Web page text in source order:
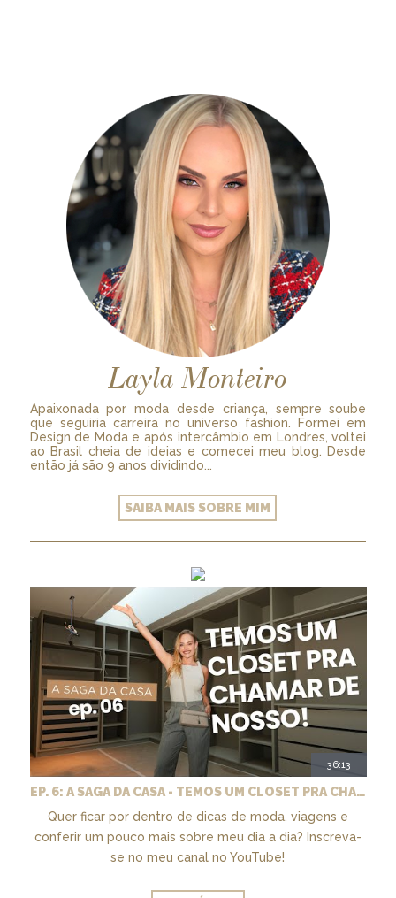
Layla Monteiro
Apaixonada por moda desde criança, sempre soube
que seguiria carreira no universo fashion. Formei em
Design de Moda e após intercâmbio em Londres, voltei
ao Brasil cheia de ideias e comecei meu blog. Desde
então já são 9 anos dividindo...
SAIBA MAIS SOBRE MIM
36:13
EP. 6: A SAGA DA CASA - TEMOS UM CLOSET PRA CHAMAR DE NOSSO + MARCENARIA E PAISAGISMO
Quer ficar por dentro de dicas de moda, viagens e
conferir um pouco mais sobre meu dia a dia? Inscreva-
se no meu canal no YouTube!